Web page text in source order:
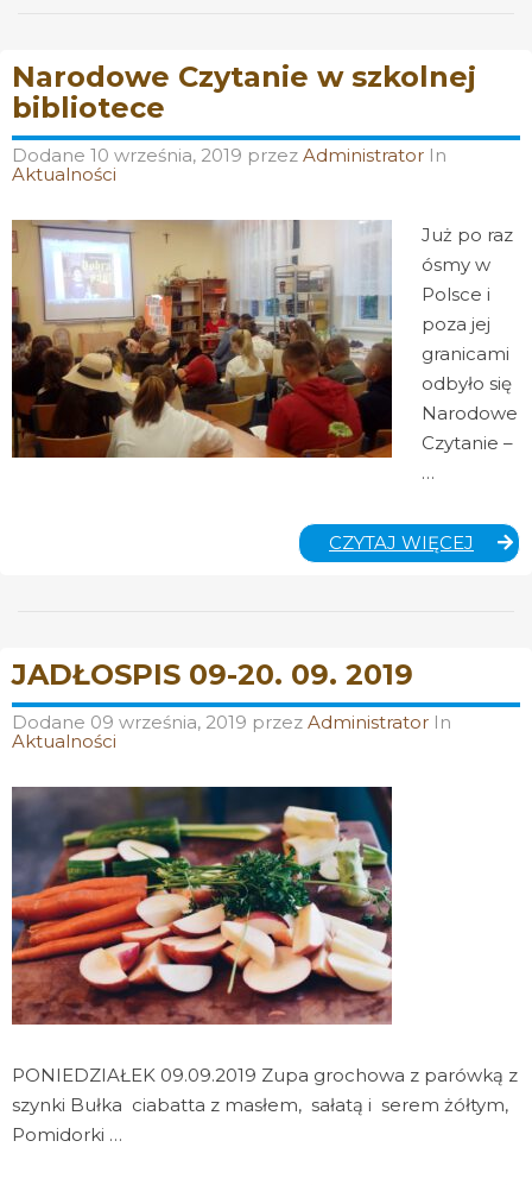
Narodowe Czytanie w szkolnej
bibliotece
Dodane 10 września, 2019 przez Administrator In
Aktualności
Już po raz
ósmy w
Polsce i
poza jej
granicami
odbyło się
Narodowe
Czytanie –
…
CZYTAJ WIĘCEJ
JADŁOSPIS 09-20. 09. 2019
Dodane 09 września, 2019 przez Administrator In
Aktualności
PONIEDZIAŁEK 09.09.2019 Zupa grochowa z parówką z
szynki Bułka ciabatta z masłem, sałatą i serem żółtym,
Pomidorki …